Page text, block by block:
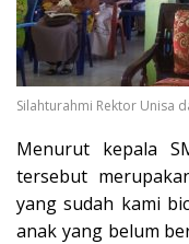
Silahturahmi Rektor Unisa
Menurut kepala
tersebut
yang sudah kami
anak yang belum